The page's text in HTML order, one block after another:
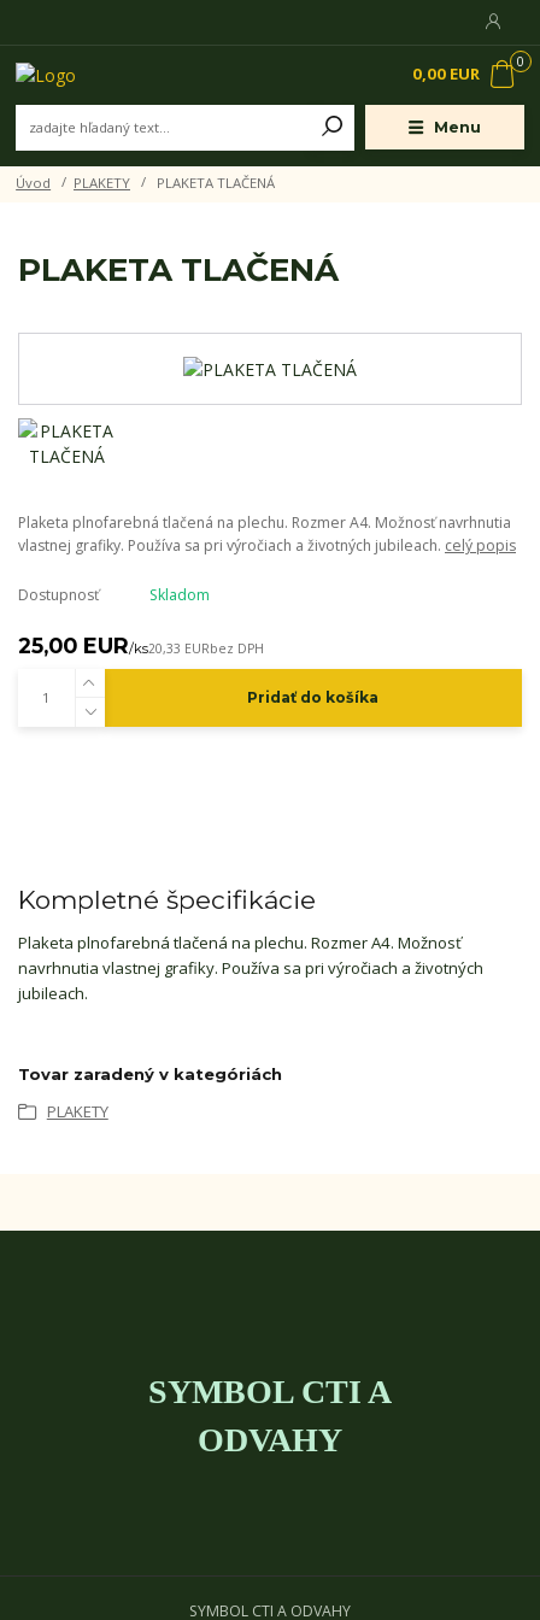
Menu
0
0,00 EUR
Úvod PLAKETY PLAKETA TLAČENÁ
PLAKETA TLAČENÁ
Plaketa plnofarebná tlačená na plechu. Rozmer A4. Možnosť navrhnutia
vlastnej grafiky. Používa sa pri výročiach a životných jubileach. celý popis
Dostupnosť Skladom
25,00 EUR/ks20,33 EURbez DPH
Pridať do košíka
Kompletné špecifikácie
Plaketa plnofarebná tlačená na plechu. Rozmer A4. Možnosť
navrhnutia vlastnej grafiky. Používa sa pri výročiach a životných
jubileach.
Tovar zaradený v kategóriách
PLAKETY
SYMBOL CTI A
ODVAHY
SYMBOL CTI A ODVAHY